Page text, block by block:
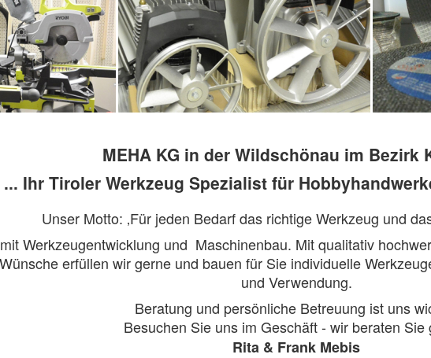
MEHA KG in der Wildschönau im Bezirk
... Ihr Tiroler Werkzeug Spezialist für
Unser Motto: ‚Für jeden Bedarf das richtige Werkzeug und
Werkzeugentwicklung und Maschinenbau. Mit qualitativ
erfüllen wir gerne und bauen für Sie individuelle
und Verwendung.
Beratung und persönliche Betreuung ist uns
Besuchen Sie uns im Geschäft - wir beraten Sie
Rita & Frank Mebis